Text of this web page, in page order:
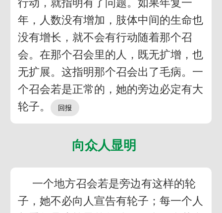
行动，就指明有了问题。如果年复一
年，人数没有增加，肢体中间的生命也
没有增长，就不会有行动随着那个召
会。在那个召会里的人，既无扩增，也
无扩展。这指明那个召会出了毛病。一
个召会若是正常的，她的旁边必定有大
轮子。
向众人显明
一个地方召会若是旁边有这样的轮
子，她不必向人宣告有轮子；每一个人